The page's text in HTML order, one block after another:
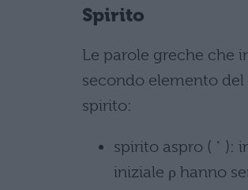
Spirito
Le parole greche che
secondo elemento
spirito:
spirito aspro ( ῾ ):
iniziale ρ hanno